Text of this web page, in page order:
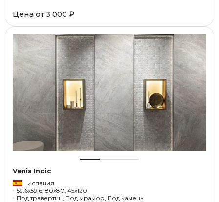
Цена от 3 000 ₽
Venis Indic
Испания
59.6x59.6, 80x80, 45x120
Под травертин, Под мрамор, Под камень